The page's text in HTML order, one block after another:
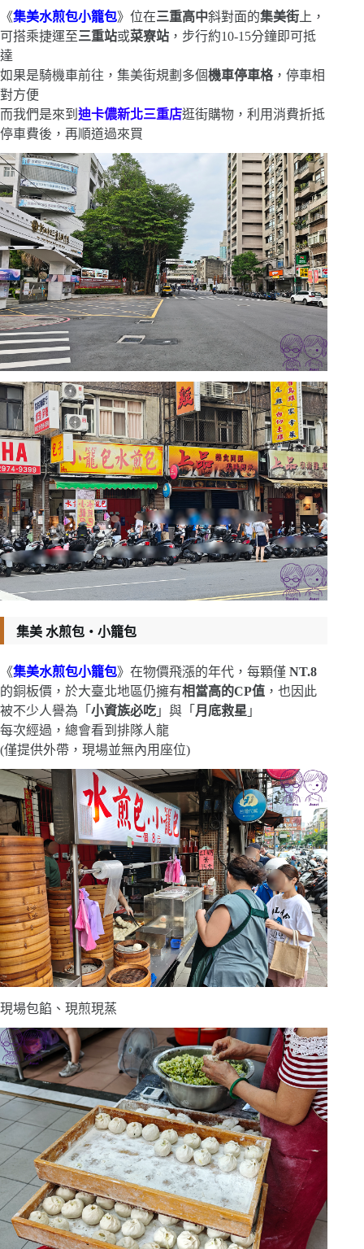
《集美水煎包小籠包》位在三重高中斜對面的集美街 上，
可搭乘捷運至三重站或菜寮站 ，步行約10-15分鐘即可抵
達
如果是騎機車前往，集美街規劃多個機車停車格，停車相
對方便
而我們是來到 迪卡儂新北三重店逛街購物，利用消費折抵
停車費後，再順道過來買
集美 水煎包‧小籠包
《集美水煎包小籠包》在物價飛漲的年代，每顆僅 NT.8
的銅板價，於大臺北地區仍擁有相當高的CP值 ，也因此
被不少人譽為「 小資族必吃 」與「 月底救星 」
每次經過，總會看到排隊人龍
(僅提供外帶，現場並無內用座位)
現場包餡、現煎現蒸